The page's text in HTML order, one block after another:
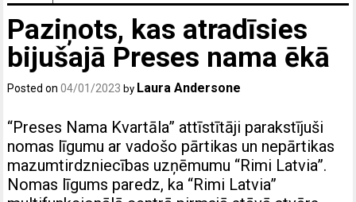
Paziņots, kas atradīsies
bijušajā Preses nama ēkā
Posted on04/01/2023 by Laura Andersone
“Preses Nama Kvartāla” attīstītāji parakstījuši
nomas līgumu ar vadošo pārtikas un nepārtikas
mazumtirdzniecības uzņēmumu “Rimi Latvia”.
Nomas līgums paredz, ka “Rimi Latvia”